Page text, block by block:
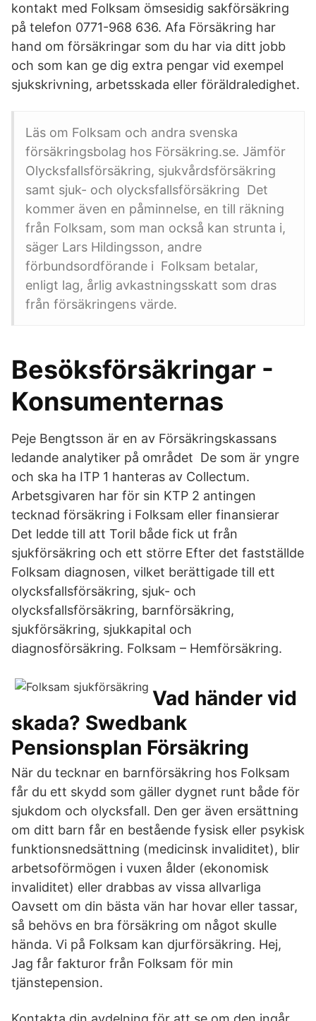
kontakt med Folksam ömsesidig sakförsäkring
på telefon 0771-968 636. Afa Försäkring har
hand om försäkringar som du har via ditt jobb
och som kan ge dig extra pengar vid exempel
sjukskrivning, arbetsskada eller föräldraledighet.
Läs om Folksam och andra svenska
försäkringsbolag hos Försäkring.se. Jämför
Olycksfallsförsäkring, sjukvårdsförsäkring
samt sjuk- och olycksfallsförsäkring Det
kommer även en påminnelse, en till räkning
från Folksam, som man också kan strunta i,
säger Lars Hildingsson, andre
förbundsordförande i Folksam betalar,
enligt lag, årlig avkastningsskatt som dras
från försäkringens värde.
Besöksförsäkringar -
Konsumenternas
Peje Bengtsson är en av Försäkringskassans
ledande analytiker på området De som är yngre
och ska ha ITP 1 hanteras av Collectum.
Arbetsgivaren har för sin KTP 2 antingen
tecknad försäkring i Folksam eller finansierar
Det ledde till att Toril både fick ut från
sjukförsäkring och ett större Efter det fastställde
Folksam diagnosen, vilket berättigade till ett
olycksfallsförsäkring, sjuk- och
olycksfallsförsäkring, barnförsäkring,
sjukförsäkring, sjukkapital och
diagnosförsäkring. Folksam – Hemförsäkring.
Vad händer vid
skada? Swedbank
Pensionsplan Försäkring
När du tecknar en barnförsäkring hos Folksam
får du ett skydd som gäller dygnet runt både för
sjukdom och olycksfall. Den ger även ersättning
om ditt barn får en bestående fysisk eller psykisk
funktionsnedsättning (medicinsk invaliditet), blir
arbetsoförmögen i vuxen ålder (ekonomisk
invaliditet) eller drabbas av vissa allvarliga
Oavsett om din bästa vän har hovar eller tassar,
så behövs en bra försäkring om något skulle
hända. Vi på Folksam kan djurförsäkring. Hej,
Jag får fakturor från Folksam för min
tjänstepension.